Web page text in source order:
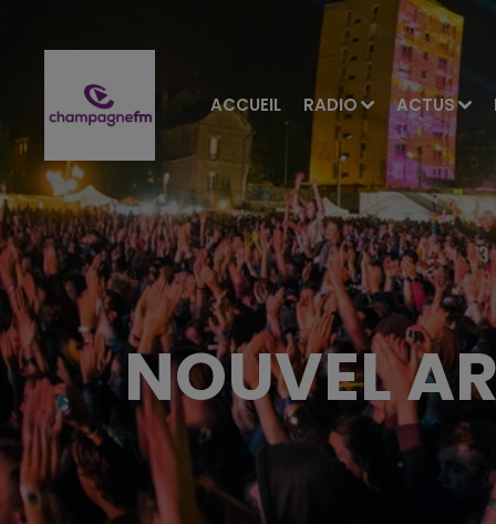
ACCUEIL RADIO ACTUS
NOUVEL